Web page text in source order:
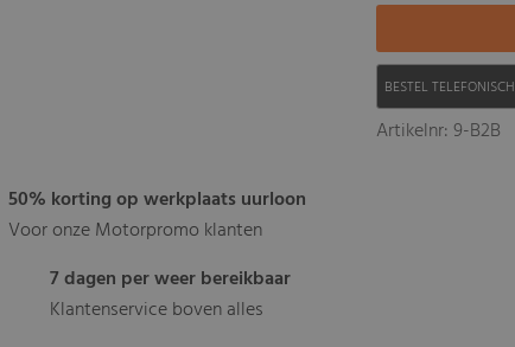
50% korting op werkplaats uurloon
Voor onze Motorpromo klanten
7 dagen per weer bereikbaar
Klantenservice boven alles
BESTEL TELEFONISCH
Artikelnr: 9-B2B